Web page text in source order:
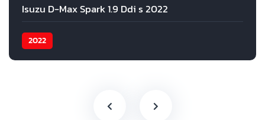
Isuzu D-Max Spark 1.9 Ddi s 2022
2022